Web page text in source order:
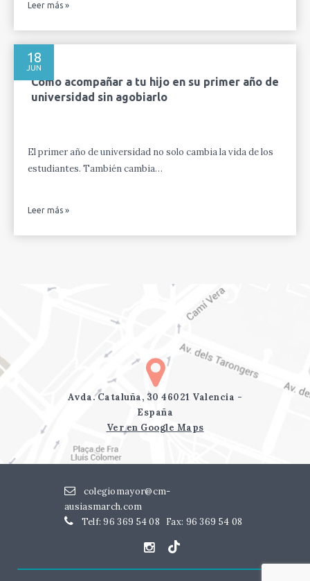
Leer más »
18
JUN
Cómo acompañar a tu hijo en su primer año de
universidad sin agobiarlo
El primer año de universidad no solo cambia la vida de los
estudiantes. También cambia…
Leer más »
Avda. Cataluña, 30 46021 Valencia -
España
Ver en Google Maps
colegiomayor@cm-
ausiasmarch.com
Telf: 96 369 54 08
Fax: 96 369 54 08